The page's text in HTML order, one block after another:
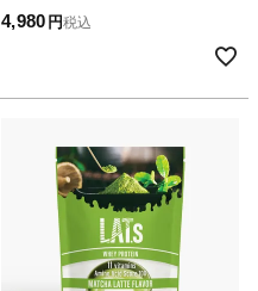
4,980 税込